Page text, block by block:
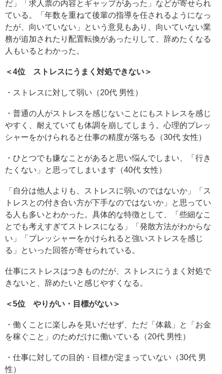
だ」「求人票の内容とギャップがあった」などが寄せられ
ている。「年数を重ねて後輩の指導を任されるようになっ
たが、向いていない」という意見もあり、向いていない業
務が追加されたり配置転換があったりして、辞めたくなる
人もいるとわかった。
＜4位 ストレスにうまく対処できない＞
・ストレスに対して弱い（20代 男性）
・普通の人がストレスを感じないことにもストレスを感じ
やすく、耐えていても体調を崩してしまう。心理的プレッ
シャーをかけられると仕事の精度が落ちる（30代 女性）
・ひとつでも嫌なことがあると思い悩んでしまい、「行き
たくない」と思ってしまいます（40代 女性）
「自分は他人よりも、ストレスに弱いのではないか」「ス
トレスとの付き合い方が下手なのではないか」と思ってい
る人も多いとわかった。具体的な特徴として、「些細なこ
とでも考えすぎてストレスになる」「発散方法がわからな
い」「プレッシャーをかけられると強いストレスを感じ
る」といった回答が寄せられている。
仕事にストレスはつきものだが、ストレスにうまく対処で
きないと、辞めたいと感じやすくなる。
＜5位 やりがい・目標がない＞
・働くことに楽しみを見いだせず、ただ「体裁」と「お金
を稼ぐこと」のためだけに働いている（20代 男性）
・仕事に対しての目的・目標が定まっていない（30代 男
性）